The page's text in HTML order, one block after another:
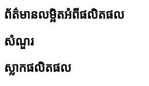
ព័ត៌មានលម្អិតអំពីផលិតផល
សំណួរ
ស្លាកផលិតផល